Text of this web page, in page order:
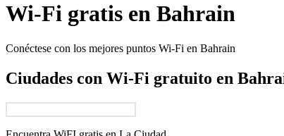
Wi-Fi gratis en Bahrain
Conéctese con los mejores puntos Wi-Fi en Bahrain
Ciudades con Wi-Fi gratuito en